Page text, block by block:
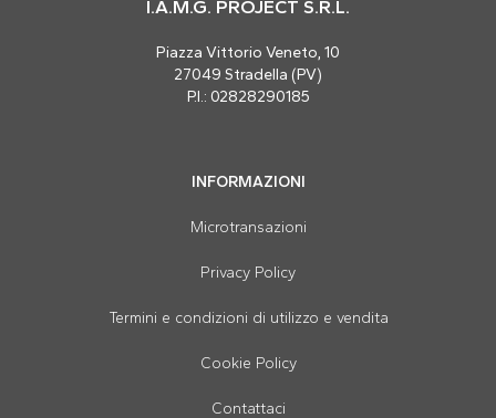
I.A.M.G. PROJECT S.R.L.
Piazza Vittorio Veneto, 10
27049 Stradella (PV)
P.I.: 02828290185
INFORMAZIONI
Microtransazioni
Privacy Policy
Termini e condizioni di utilizzo e vendita
Cookie Policy
Contattaci